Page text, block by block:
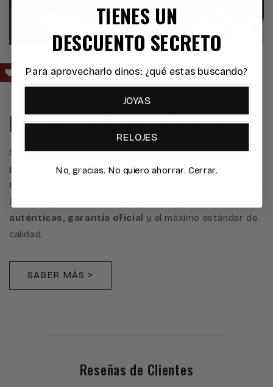
EXCELENCIA RESPALDADA
por los mejores relojeros
Somosdistribuidores oficiales de las firmas más
prestigiosas de la relojeríainternacional —Tissot,
Hamilton, Seiko, Garmin, Casio, Citizen, Maurice Lacroix,
Jaguar, entre otras—,
auténticas, garantía oficial y el máximo estándar de
calidad.
SABER MÁS >
Reseñas de Clientes
TIENES UN
DESCUENTO SECRETO
Para aprovecharlo dinos: ¿qué estas buscando?
JOYAS
RELOJES
No, gracias. No quiero ahorrar. Cerrar.